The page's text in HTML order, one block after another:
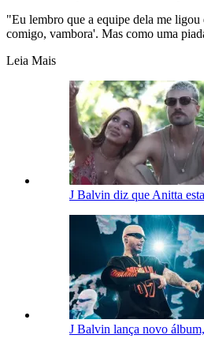
"Eu lembro que a equipe dela me
comigo, vambora'. Mas como uma
Leia Mais
J Balvin diz que Anitta
J Balvin lança novo